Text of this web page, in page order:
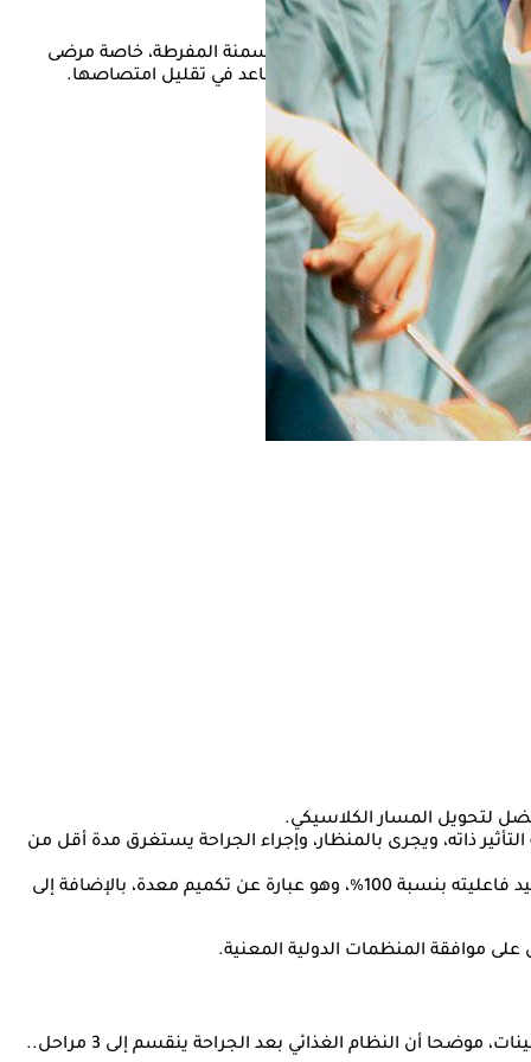
المعدة
تُجرى لمن يعانون من السمنة المفرطة، خاصة مرضى
من رغبة المريض في تناولها وتساعد في تقليل امتصاصها.
لتحويل المسار الكلاسيكي.
ذاته، ويجرى بالمنظار، وإجراء الجراحة يستغرق مدة أقل من
تحويل مسار المعدة ثنائي التقسيم «الساسي»: أحدث أنواع جراحات تحويل مسار المعدة، لكن لا يزال هذا النوع قيد البحث ولم يتم تأكيد فاعليته بنسبة 100%، وهو عبارة عن تكميم معدة، بالإضافة إلى
موافقة المنظمات الدولية المعنية.
بعد إجراء تحويل مسار المعدة (تحويل المسار المصغر)، شدد الغندور على ضرورة الالتزام بتعليمات الطبيب الخاصة بالتغذية وتناول الفيتامينات، موضحا أن النظام الغذائي بعد الجراحة ينقسم إلى 3 مراحل..